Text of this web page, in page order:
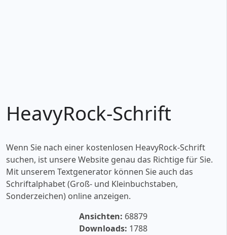
HeavyRock-Schrift
Wenn Sie nach einer kostenlosen HeavyRock-Schrift
suchen, ist unsere Website genau das Richtige für Sie.
Mit unserem Textgenerator können Sie auch das
Schriftalphabet (Groß- und Kleinbuchstaben,
Sonderzeichen) online anzeigen.
Ansichten: 68879
Downloads: 1788